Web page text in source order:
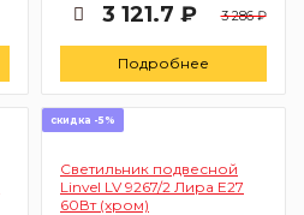
3 121.7 ₽ 3 286 ₽
Подробнее
скидка -5%
Светильник подвесной
Linvel LV 9267/2 Лира Е27
60Вт (хром)